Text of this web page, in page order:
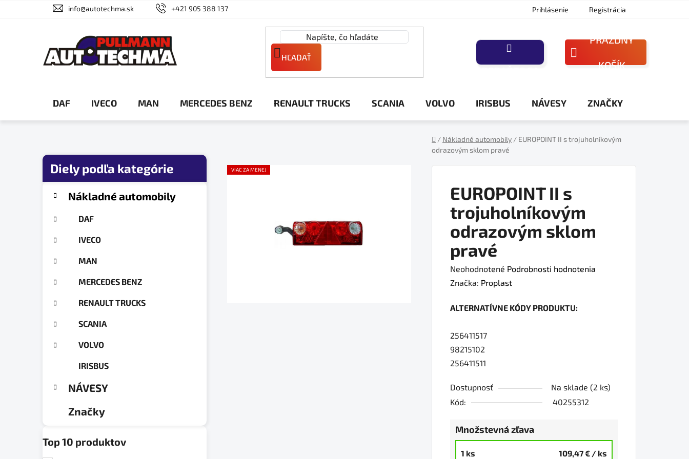
info@autotechma.sk +421 905 388 137 Prihlásenie Registrácia
HĽADAŤ
NÁKUPNÝ
PRÁZDNY
KOŠÍK
DAF IVECO MAN MERCEDES BENZ RENAULT TRUCKS SCANIA VOLVO IRISBUS NÁVESY ZNAČKY
Domov
/ Nákladné automobily / EUROPOINT II s trojuholníkovým
odrazovým sklom pravé
B
kategórieNákladné automobily
DAF
IVECO
MAN
MERCEDES BENZ
RENAULT TRUCKS
SCANIA
VOLVO
IRISBUS
NÁVESY
Značky
Top 10 produktov
EUROPOINT II s
trojuholníkovým
odrazovým sklom
pravé
Priemerné
hodnotenie
je
z
5
hviezdičiek.
Neohodnotené Podrobnosti hodnotenia
Značka: Proplast
ALTERNATÍVNE KÓDY PRODUKTU:
256411517
98215102
256411511
Dostupnosť Na sklade (2 ks)
Kód:
40255312
Množstevná zľava
1 ks 109,47 € / ks
VIAC ZA MENEJ